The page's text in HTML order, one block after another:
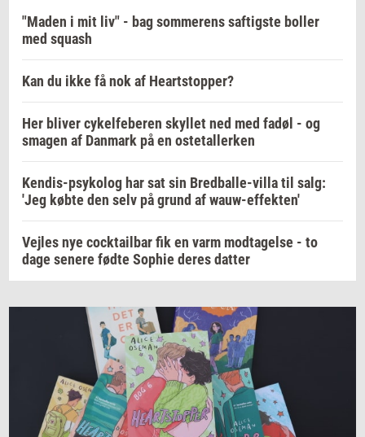
"Maden i mit liv" - bag sommerens saftigste boller
med squash
Kan du ikke få nok af Heartstopper?
Her bliver cykelfeberen skyllet ned med fadøl - og
smagen af Danmark på en ostetallerken
Kendis-psykolog har sat sin Bredballe-villa til salg:
'Jeg købte den selv på grund af wauw-effekten'
Vejles nye cocktailbar fik en varm modtagelse - to
dage senere fødte Sophie deres datter